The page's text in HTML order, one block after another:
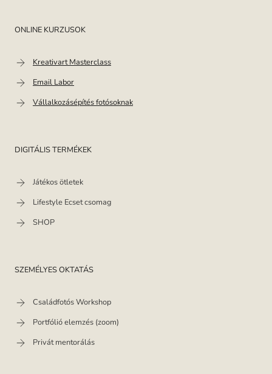
ONLINE KURZUSOK
Kreativart Masterclass
Email Labor
Vállalkozásépítés fotósoknak
DIGITÁLIS TERMÉKEK
Játékos ötletek
Lifestyle Ecset csomag
SHOP
SZEMÉLYES OKTATÁS
Családfotós Workshop
Portfólió elemzés (zoom)
Privát mentorálás